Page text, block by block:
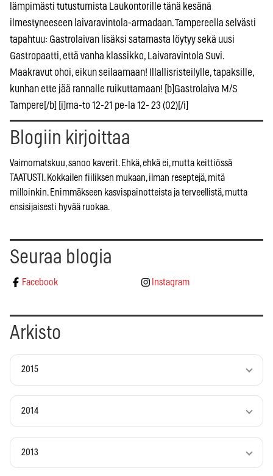
lämpimästi tutustumista Laukontorille tänä kesänä
ilmestyneeseen laivaravintola-armadaan. Tampereella selvästi
tapahtuu: Gastrolaivan lisäksi satamasta löytyy sekä uusi
Gastropaatti, että vanha klassikko, Laivaravintola Suvi.
Maakravut ohoi, eikun seilaamaan! Illallisristeilylle, tapaksille,
kunhan ette jää rannalle ruikuttamaan! [b]Gastrolaiva M/S
Tampere[/b] [i]ma-to 12-21 pe-la 12- 23 (02)[/i]
Blogiin kirjoittaa
Vaimomatskuu, sanoo kaverit. Ehkä, ehkä ei, mutta keittiössä
TAATUSTI. Kokkailen fiiliksen mukaan, ilman reseptejä, mitä
milloinkin. Enimmäkseen kasvispainotteista ja terveellistä, mutta
ensisijaisesti hyvää ruokaa.
Seuraa blogia
Facebook Instagram
Arkisto
2015
2014
2013